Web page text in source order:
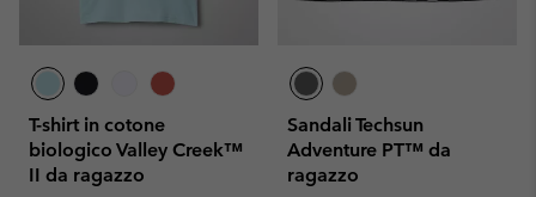
T-shirt in cotone
biologico Valley Creek™
II da ragazzo
Sandali Techsun
Adventure PT™ da
ragazzo